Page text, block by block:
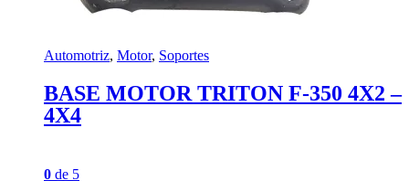
Automotriz, Motor, Soportes
BASE MOTOR TRITON F-350 4X2 –
4X4
0 de 5